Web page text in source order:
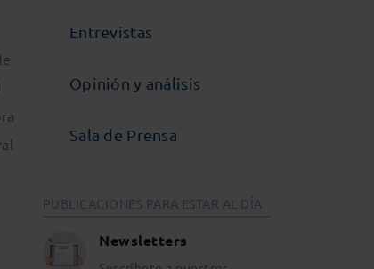
Entrevistas
Opinión y análisis
Sala de Prensa
PUBLICACIONES PARA ESTAR AL DÍA
Newsletters